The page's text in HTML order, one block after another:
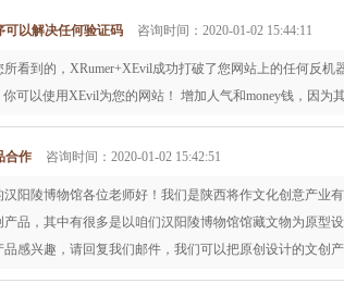
可以解决任何验证码 咨询时间：2020-01-02 15:44:11
看到的，XRumer+XEvil成功打破了您网站上的任何反
你可以使用XEvil为您的网站！ 增加人气和money钱，因为
合作 咨询时间：2020-01-02 15:42:51
汉阳陵博物馆各位老师好！我们是陕西将作文化创意产业
品，其中有很多是以咱们汉阳陵博物馆馆藏文物为原型
感兴趣，请回复我们邮件，我们可以把原创设计的文创